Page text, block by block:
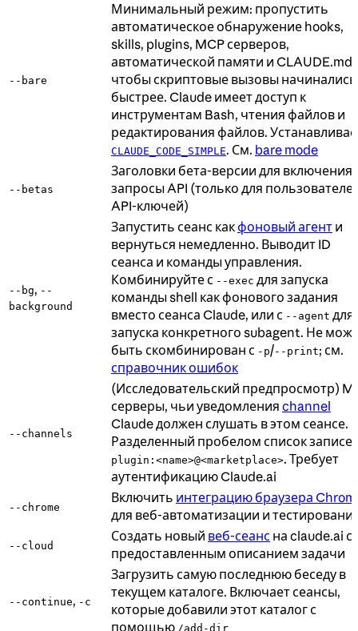
--bare
Минимальный режим: пропустить
автоматическое обнаружение hooks,
skills, plugins, MCP серверов,
автоматической памяти и CLAUDE.md,
чтобы скриптовые вызовы начинались
быстрее. Claude имеет доступ к
инструментам Bash, чтения файлов и
редактирования файлов.
CLAUDE_CODE_SIMPLE. См. bare mode
--betas
Заголовки бета-версии для включения
запросы API (только для
API-ключей)
--bg, --
background
Запустить сеанс какфоновый агент и
вернуться немедленно. Выводит ID
сеанса и команды управления.
Комбинируйте с --exec для запуска
команды shell как фонового задания
вместо сеанса Claude, или с --agent для
запуска конкретного subagent. Не
быть скомбинирован с -p/--print; см.
справочник ошибок
--channels
(Исследовательский предпросмотр)
серверы, чьи уведомления channel
Claude должен слушать в этом сеансе.
Разделенный пробелом список
plugin:<name>@<marketplace>. Требует
аутентификацию Claude.ai
--chrome
Включить интеграцию браузера
для веб-автоматизации и
--cloud
Создать новый веб-сеанс на claude.ai с
предоставленным описанием задачи
--continue, -c
Загрузить самую последнюю беседу в
текущем каталоге. Включает сеансы,
которые добавили этот каталог с
помощью /add-dir